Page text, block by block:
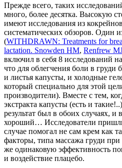
Прежде всего, таких
много, более десятка. Высокую
имеют исследования из
систематических обзоров. Один
(WITHDRAWN: Treatments for
lactation. Snowden HM, Renfrew
включил в себя 8 исследований
что для облегчения боли в
и листья капусты, и холодные
который специально для этой
производители). Вместе с тем,
экстракта капусты (есть и
результат был в обоих случаях, и
хороший… Исследователи
случае помогал не сам крем как
факторы, типа массажа груди
же одинаковую эффективность
и воздействие плацебо.